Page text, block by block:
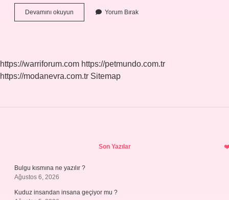
Devamını okuyun
Insanı
Yorum Bırak
https://warriforum.com https://petmundo.com.tr
https://modanevra.com.tr Sitemap
Son Yazılar
Bulgu kısmına ne yazılır ?
Ağustos 6, 2026
Kuduz insandan insana geçiyor mu ?